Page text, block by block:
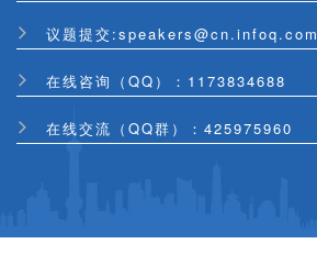
议题提交:speakers@cn.infoq.com
在线咨询（QQ）：1173834688
在线交流（QQ群）：425975960